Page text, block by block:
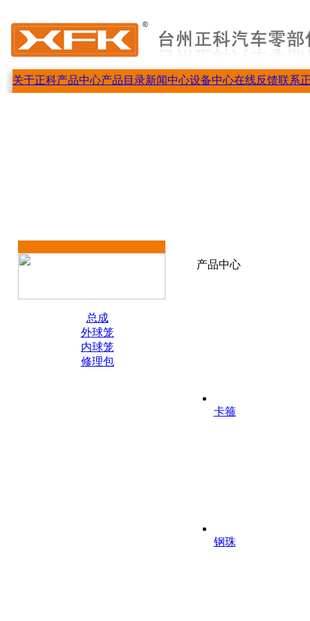
关于正科产品中心产品目录新闻中心设备中心在线反馈联系
总成
外球笼
内球笼
修理包
产品中心
卡箍
钢珠